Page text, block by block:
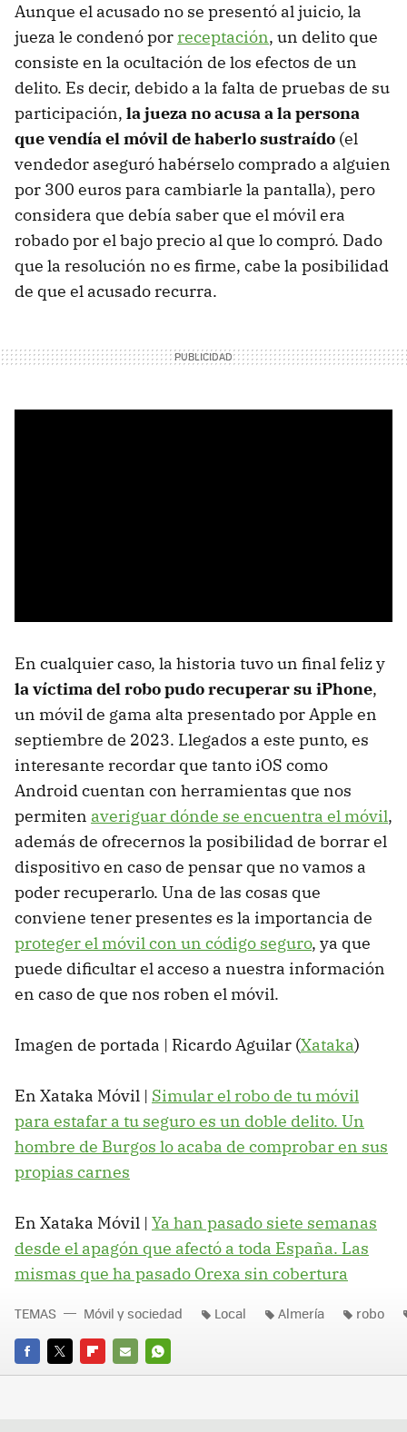
Aunque el acusado no se presentó al juicio, la
jueza le condenó por receptación, un delito que
consiste en la ocultación de los efectos de un
delito. Es decir, debido a la falta de pruebas de su
participación, la jueza no acusa a la persona
que vendía el móvil de haberlo sustraído (el
vendedor aseguró habérselo comprado a alguien
por 300 euros para cambiarle la pantalla), pero
considera que debía saber que el móvil era
robado por el bajo precio al que lo compró. Dado
que la resolución no es firme, cabe la posibilidad
de que el acusado recurra.
En cualquier caso, la historia tuvo un final feliz y
la víctima del robo pudo recuperar su iPhone,
un móvil de gama alta presentado por Apple en
septiembre de 2023. Llegados a este punto, es
interesante recordar que tanto iOS como
Android cuentan con herramientas que nos
permiten averiguar dónde se encuentra el móvil,
además de ofrecernos la posibilidad de borrar el
dispositivo en caso de pensar que no vamos a
poder recuperarlo. Una de las cosas que
conviene tener presentes es la importancia de
proteger el móvil con un código seguro, ya que
puede dificultar el acceso a nuestra información
en caso de que nos roben el móvil.
Imagen de portada | Ricardo Aguilar (Xataka)
En Xataka Móvil | Simular el robo de tu móvil
para estafar a tu seguro es un doble delito. Un
hombre de Burgos lo acaba de comprobar en sus
propias carnes
En Xataka Móvil | Ya han pasado siete semanas
desde el apagón que afectó a toda España. Las
mismas que ha pasado Orexa sin cobertura
FACEBOOK
TWITTERFLIPBOARD
E-
WHATSAPP
TEMAS Móvil y sociedad Local Almería robo